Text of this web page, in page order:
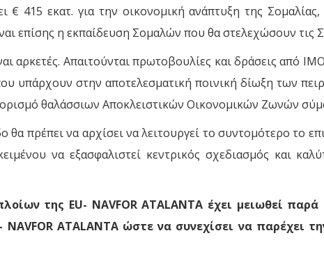
€ 415 εκατ. για την οικονομική ανάπτυξη της
επίσης η εκπαίδευση Σομαλών που θα στελεχώσουν τις
αρκετές. Απαιτούνται πρωτοβουλίες και δράσεις από
υπάρχουν στην αποτελεσματική ποινική δίωξη των
θαλάσσιων Αποκλειστικών Οικονομικών Ζωνών
θα πρέπει να αρχίσει να λειτουργεί το συντομότερο το
να εξασφαλιστεί κεντρικός σχεδιασμός και
της EU- NAVFOR ATALANTA έχει μειωθεί
ATALANTA ώστε να συνεχίσει να παρέχει